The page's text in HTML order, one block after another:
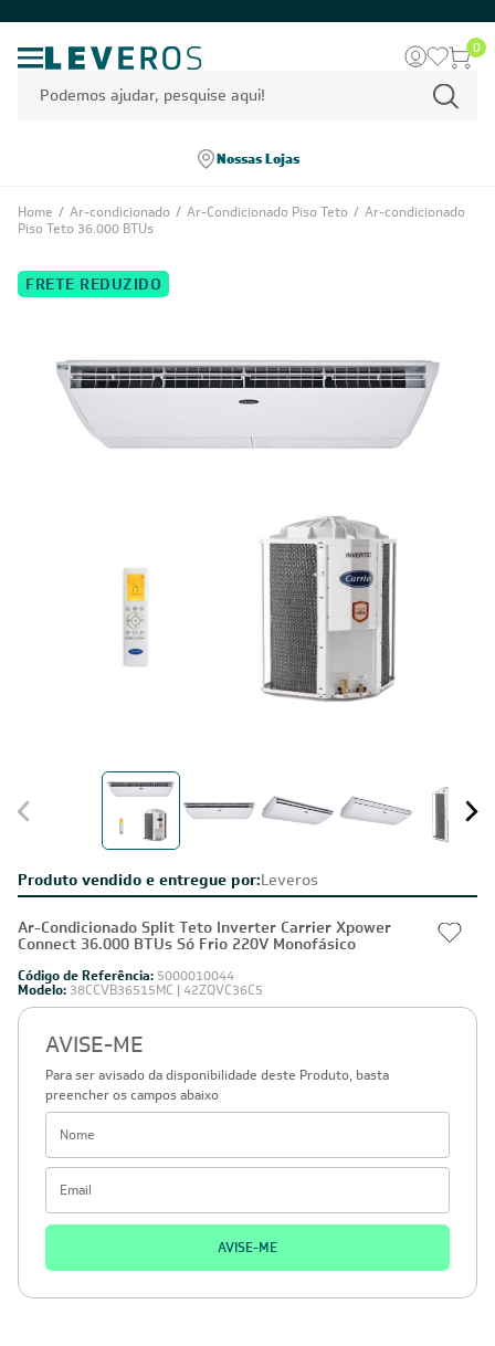
0
Nossas Lojas
Home / Ar-condicionado / Ar-Condicionado Piso Teto / Ar-condicionado
Piso Teto 36.000 BTUs
Produto vendido e entregue por:Leveros
Ar-Condicionado Split Teto Inverter Carrier Xpower
Connect 36.000 BTUs Só Frio 220V Monofásico
Código de Referência: 5000010044
Modelo: 38CCVB36515MC | 42ZQVC36C5
AVISE-ME
Para ser avisado da disponibilidade deste Produto, basta
preencher os campos abaixo
AVISE-ME
FRETE REDUZIDO